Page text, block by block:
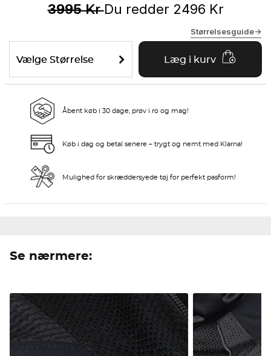
3995KrDu redder 2496 Kr
Størrelsesguide->
Vælge Størrelse Læg i kurv
Åbent køb i 30 dage, prøv i ro og mag!
Køb i dag og betal senere – trygt og nemt med Klarna!
Mulighed for skræddersyede tøj for perfekt pasform!
Se nærmere: